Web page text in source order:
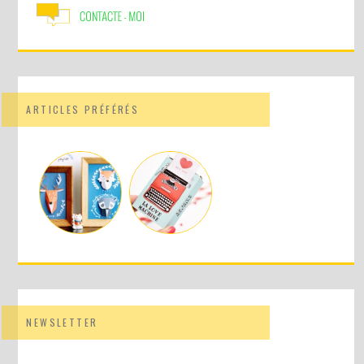
ARTICLES PRÉFÉRÉS
NEWSLETTER